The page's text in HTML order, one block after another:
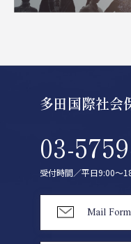
多田国際社会
03-
受付時間／平日9:00〜
Mail Form